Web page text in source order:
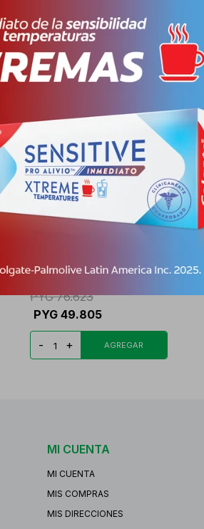
- +
ASEPXIA CARBON DETOX
EXFOLIANTE FACIAL F
PYG 76.623
PYG 49.805
- +
MI CUENTA
MI CUENTA
MIS COMPRAS
MIS DIRECCIONES